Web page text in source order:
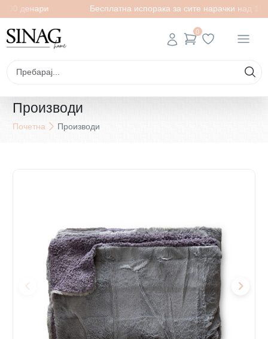
денари Бесплатна испорака за сите нарачки над
0
Производи
Почетна Производи